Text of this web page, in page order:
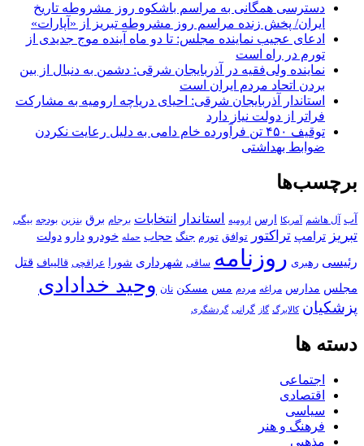
دسترسی همگانی به مراسم باشکوه روز مشروطه تاریخ
ایران/ پخش زنده مراسم روز مشروطه تبریز از «آپارات»
ادعای عجیب نماینده مجلس: تا دو ماه آینده موج جدیدی از
تورم در راه است
نماینده ولی‌فقیه در آذربایجان شرقی: دشمن به دنبال از بین
بردن اتحاد مردم ایران است
استاندار آذربایجان شرقی: احیای دریاچه ارومیه به مشارکت
فراتر از دولت نیاز دارد
توقیف ۴۵۰ تن فرآورده خام دامی به دلیل رعایت نکردن
ضوابط بهداشتی
برچسب‌ها
آب آل هاشم آمریکا ارس ارومیه استاندار انتخابات برجام برق بنزین بودجه بیگی
تبریز ترامپ تراکتور توافق تورم جنگ حجاب حمله خودرو دارو دولت
رئیسی رهبری روزنامه ساقی شهرداری شورا عراقچی قالیباف قتل
مجلس مدارس مراغه مردم مس مسکن نان وحید خدادادی
پزشکیان کالابرگ گاز گرانی گردشگری
دسته ها
اجتماعی
اقتصادی
سیاسی
فرهنگ و هنر
مذهبی